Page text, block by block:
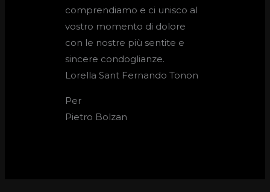
comprendiamo e ci unisco al
vostro momento di dolore
con le nostre più sentite e
sincere condoglianze.
Lorella Sant Fernando Tonon
Per
Pietro Bolzan